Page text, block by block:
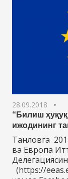
28.09.2018
“Билиш
ижодининг
Танловга
ва Европа
(https://